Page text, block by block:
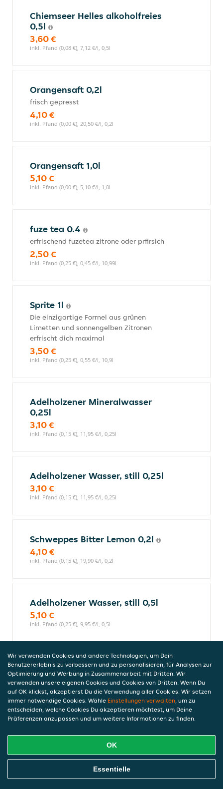
Chiemseer Helles alkoholfreies
0,5l
3,60 €
inkl. Pfand (0,08 €), 7,12 €/l, 0,5l
Orangensaft 0,2l
frisch gepresst
4,10 €
inkl. Pfand (0,00 €), 20,50 €/l, 0,2l
Orangensaft 1,0l
5,10 €
inkl. Pfand (0,00 €), 5,10 €/l, 1,0l
fuze tea 0.4
erfrischend fuzetea zitrone oder prfirsich
2,50 €
inkl. Pfand (0,25 €), 0,45 €/l, 10,99l
Sprite 1l
Die einzigartige Formel aus grünen
Limetten und sonnengelben Zitronen
erfrischt dich maximal
3,50 €
inkl. Pfand (0,25 €), 0,55 €/l, 10,9l
Adelholzener Mineralwasser
0,25l
3,10 €
inkl. Pfand (0,15 €), 11,95 €/l, 0,25l
Adelholzener Wasser, still 0,25l
3,10 €
inkl. Pfand (0,15 €), 11,95 €/l, 0,25l
Schweppes Bitter Lemon 0,2l
4,10 €
inkl. Pfand (0,15 €), 19,90 €/l, 0,2l
Adelholzener Wasser, still 0,5l
5,10 €
inkl. Pfand (0,25 €), 9,95 €/l, 0,5l
Coca-Cola 0.5
Coca-Cola steht für einzigartigen
Geschmack, Erfrischung und Momente
voller Lebensfreude. perfekt für die kleine
Belohnung on the go.
2,50 €
Online Essen Bestellen
Wir verwenden Cookies und andere Technologien, um Dein
Benutzererlebnis zu verbessern und zu personalisieren, für Analysen zur
Optimierung und Werbung in Zusammenarbeit mit Dritten. Wir
verwenden unsere eigenen Cookies und Cookies von Dritten. Wenn Du
auf OK klickst, akzeptierst Du die Verwendung aller Cookies. Wir setzen
immer notwendige Cookies. Wähle Einstellungen verwalten, um zu
entscheiden, welche Cookies Du akzeptieren möchtest, um Deine
Präferenzen anzupassen und um weitere Informationen zu finden.
OK
Essentielle